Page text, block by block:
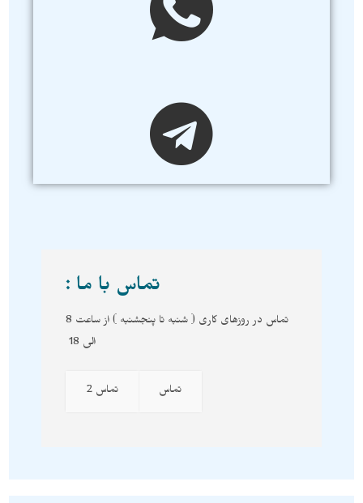
تماس با ما :
تماس در روزهای کاری ( شنبه تا پنجشنبه ) از ساعت 8
الی 18
تماس تماس 2